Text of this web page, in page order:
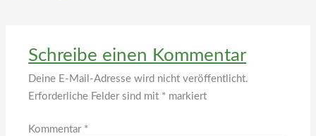
Schreibe einen Kommentar
Deine E-Mail-Adresse wird nicht veröffentlicht.
Erforderliche Felder sind mit * markiert
Kommentar *